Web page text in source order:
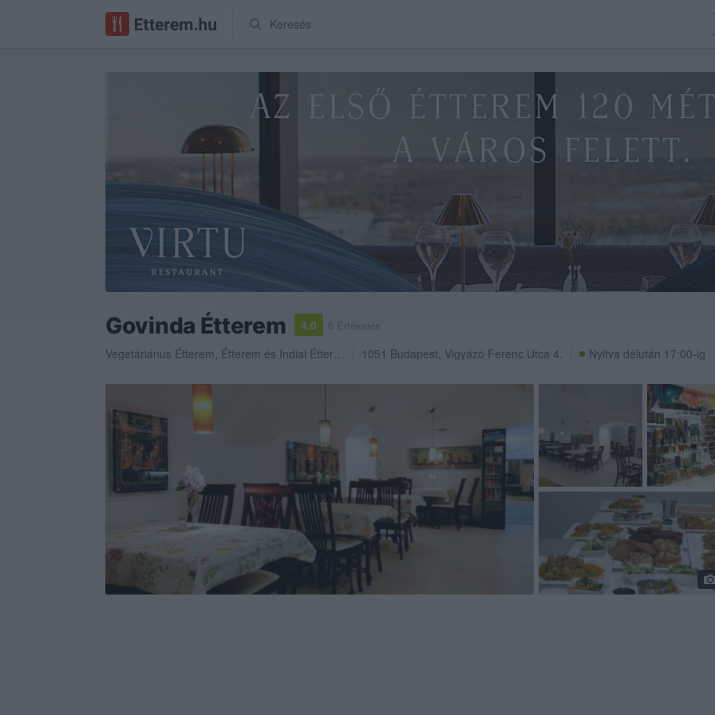
Keresés
Govinda Étterem 4.0 6 Értékelés
Vegetáriánus Étterem, Étterem és Indiai Étterem 1051 Budapest, Vigyázó Ferenc Utca 4. Nyitva délután 17:00-ig